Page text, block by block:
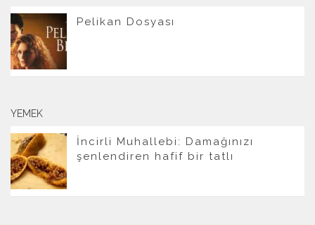
Pelikan Dosyası
YEMEK
İncirli Muhallebi: Damağınızı
şenlendiren hafif bir tatlı